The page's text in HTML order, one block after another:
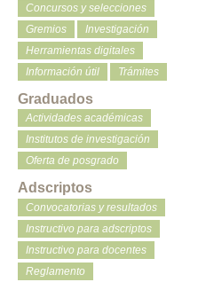
Concursos y selecciones
Gremios
Investigación
Herramientas digitales
Información útil
Trámites
Graduados
Actividades académicas
Institutos de investigación
Oferta de posgrado
Adscriptos
Convocatorias y resultados
Instructivo para adscriptos
Instructivo para docentes
Reglamento